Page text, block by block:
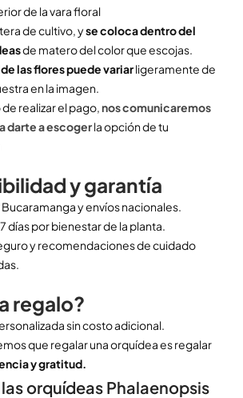
de la vara floral
de cultivo, yse coloca dentro del
de matero del color que escojas.
las flores puede variarligeramente de
en la imagen.
realizar el pago, nos comunicaremos
darte a escogerla opción de tu
y garantía
y envíos nacionales.
días por bienestar de la planta.
y recomendaciones de cuidado
regalo?
sin costo adicional.
que regalar una orquídea es regalar
y gratitud.
orquídeas Phalaenopsis